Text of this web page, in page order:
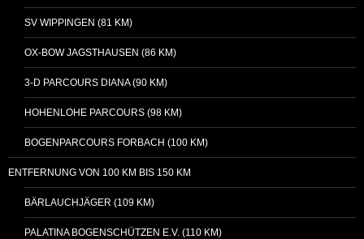
SV WIPPINGEN (81 KM)
OX-BOW JAGSTHAUSEN (86 KM)
3-D PARCOURS DIANA (90 KM)
HOHENLOHE PARCOURS (98 KM)
BOGENPARCOURS FORBACH (100 KM)
ENTFERNUNG VON 100 KM BIS 150 KM
BÄRLAUCHJÄGER (109 KM)
PALATINA BOGENSCHÜTZEN E.V. (110 KM)